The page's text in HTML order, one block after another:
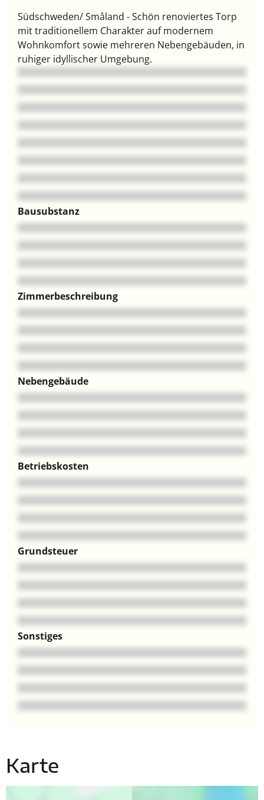
Südschweden/ Småland - Schön renoviertes Torp
mit traditionellem Charakter auf modernem
Wohnkomfort sowie mehreren Nebengebäuden, in
ruhiger idyllischer Umgebung.
Bausubstanz
Zimmerbeschreibung
Nebengebäude
Betriebskosten
Grundsteuer
Sonstiges
Karte